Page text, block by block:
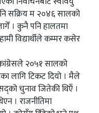
सक्रिय म २०४६ सालको
। कुनै पनि हालतमा
विद्यार्थीले कम्मर कसेर
२०५१ सालको
लागि टिकट दियो । मैले
चुनाव जितेकी थिएँ ।
। राजनीतिमा